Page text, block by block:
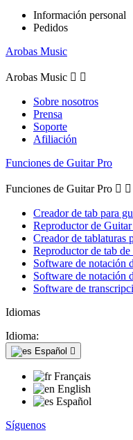
Información personal
Pedidos
Arobas Music
Arobas Music  
Sobre nosotros
Prensa
Soporte
Afiliación
Funciones de Guitar Pro
Funciones de Guitar Pro  
Creador de tab para
Reproductor de
Creador de tablaturas
Reproductor de tab de
Software de notación
Software de notación
Software de
Idiomas
Idioma:
Español 
Français
English
Español
Síguenos